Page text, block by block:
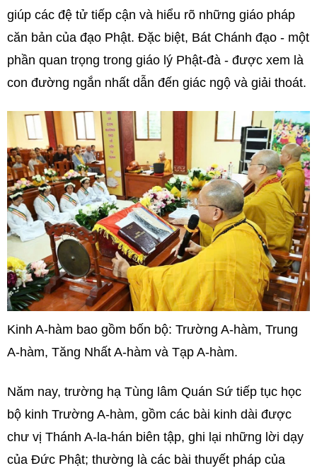
giúp các đệ tử tiếp cận và hiểu rõ những giáo pháp
căn bản của đạo Phật. Đặc biệt, Bát Chánh đạo - một
phần quan trọng trong giáo lý Phật-đà - được xem là
con đường ngắn nhất dẫn đến giác ngộ và giải thoát.
Kinh A-hàm bao gồm bốn bộ: Trường A-hàm, Trung
A-hàm, Tăng Nhất A-hàm và Tạp A-hàm.
Năm nay, trường hạ Tùng lâm Quán Sứ tiếp tục học
bộ kinh Trường A-hàm, gồm các bài kinh dài được
chư vị Thánh A-la-hán biên tập, ghi lại những lời dạy
của Đức Phật; thường là các bài thuyết pháp của